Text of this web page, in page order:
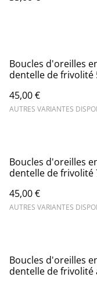
Boucles d'oreilles
dentelle de frivolité
45,00 €
AUTRES VARIANTES
Boucles d'oreilles
dentelle de frivolité
45,00 €
AUTRES VARIANTES
Boucles d'oreilles
dentelle de frivolité